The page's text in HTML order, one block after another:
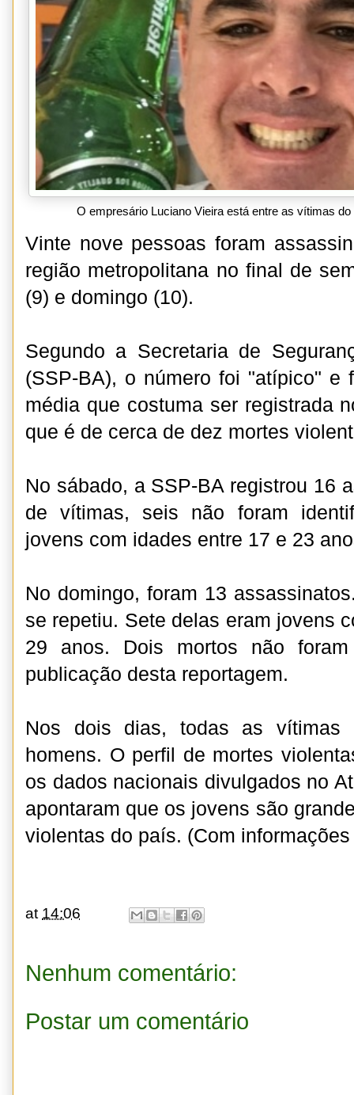
O empresário Luciano Vieira está entre as vítimas
Vinte nove pessoas foram
região metropolitana no final de
(9) e domingo (10).
Segundo a Secretaria de
(SSP-BA), o número foi "atípico" e
média que costuma ser registrada
que é de cerca de dez mortes
No sábado, a SSP-BA registrou 16
de vítimas, seis não foram
jovens com idades entre 17 e 23
No domingo, foram 13
se repetiu. Sete delas eram jovens
29 anos. Dois mortos não
publicação desta reportagem.
Nos dois dias, todas as vítimas
homens. O perfil de mortes
os dados nacionais divulgados no
apontaram que os jovens são
violentas do país. (Com
at 14:06
Nenhum comentário:
Postar um comentário